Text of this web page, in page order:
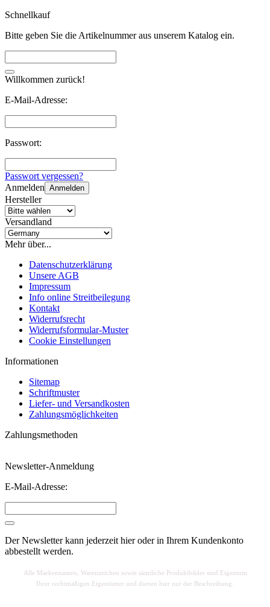
Schnellkauf
Bitte geben Sie die Artikelnummer aus unserem Katalog ein.
Willkommen zurück!
E-Mail-Adresse:
Passwort:
Passwort vergessen?
Anmelden Anmelden
Hersteller
Versandland
Mehr über...
Datenschutzerklärung
Unsere AGB
Impressum
Info online Streitbeilegung
Kontakt
Widerrufsrecht
Widerrufsformular-Muster
Cookie Einstellungen
Informationen
Sitemap
Schriftmuster
Liefer- und Versandkosten
Zahlungsmöglichkeiten
Zahlungsmethoden
Newsletter-Anmeldung
E-Mail-Adresse:
Der Newsletter kann jederzeit hier oder in Ihrem Kundenkonto
abbestellt werden.
Alle Markennamen, Warenzeichen sowie sämtliche Produktbilder sind Eigentum
Ihrer rechtmäßigen Eigentümer und dienen hier nur der Beschreibung.